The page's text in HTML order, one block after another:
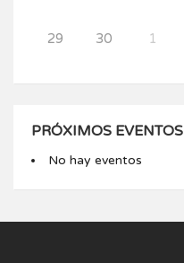
29 30 1
PRÓXIMOS EVENTOS
No hay eventos